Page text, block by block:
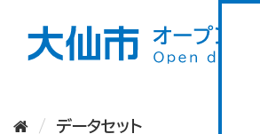
データセット